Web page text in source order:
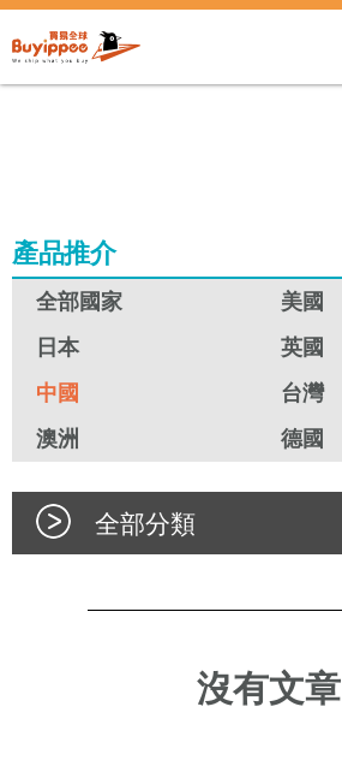
產品推介
全部國家
美國
日本
英國
中國
台灣
澳洲
德國
全部分類
沒有文章